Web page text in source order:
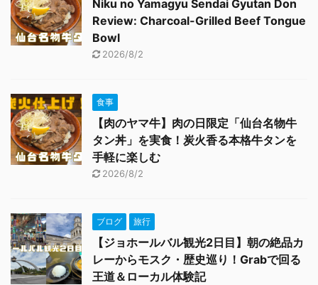
Niku no Yamagyu Sendai Gyutan Don
Review: Charcoal-Grilled Beef Tongue
Bowl
2026/8/2
食事
【肉のヤマ牛】肉の日限定「仙台名物牛
タン丼」を実食！炭火香る本格牛タンを
手軽に楽しむ
2026/8/2
ブログ 旅行
【ジョホールバル観光2日目】朝の絶品カ
レーからモスク・歴史巡り！Grabで回る
王道＆ローカル体験記